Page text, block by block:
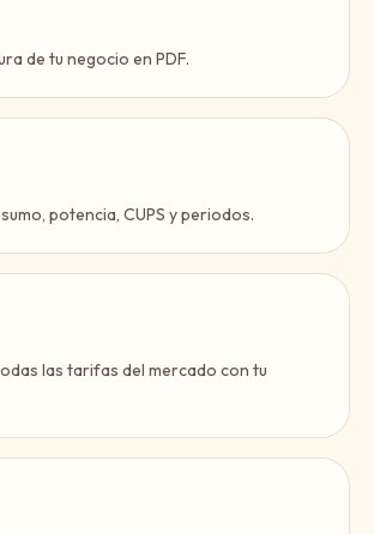
de tu negocio en PDF.
potencia, CUPS y periodos.
las tarifas del mercado con tu